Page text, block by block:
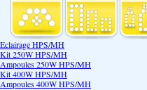
Eclairage HPS/MH
Kit 250W HPS/MH
Ampoules 250W HPS/MH
Kit 400W HPS/MH
Ampoules 400W HPS/MH